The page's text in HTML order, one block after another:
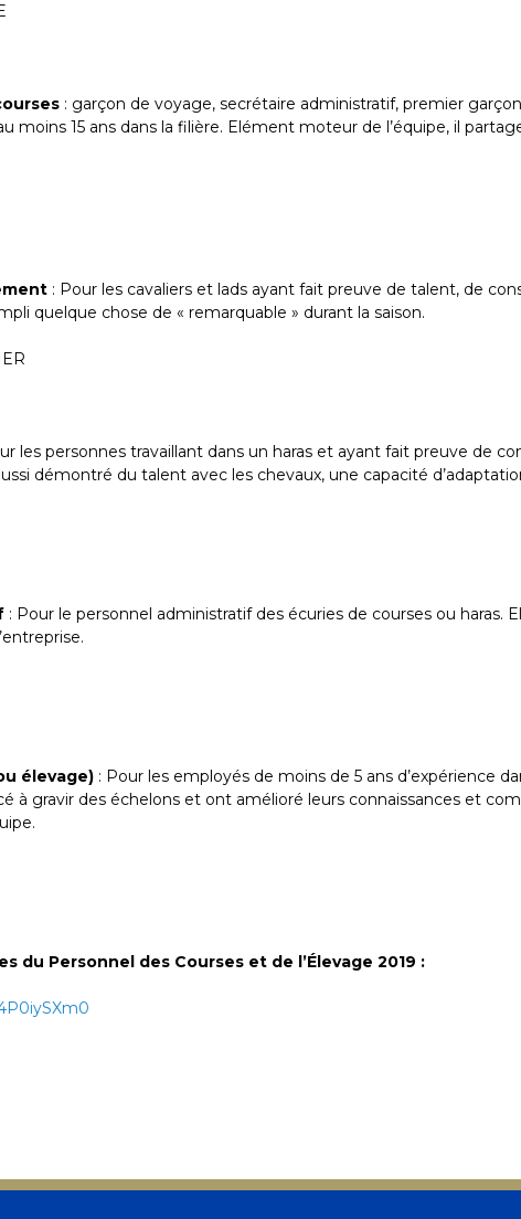
: garçon de voyage, secrétaire administratif, premier
moins 15 ans dans la filière. Elément moteur de l’équipe, il
: Pour les cavaliers et lads ayant fait preuve de talent, de
quelque chose de « remarquable » durant la saison.
les personnes travaillant dans un haras et ayant fait preuve de
démontré du talent avec les chevaux, une capacité
: Pour le personnel administratif des écuries de courses ou haras.
élevage) : Pour les employés de moins de 5 ans d’expérience
à gravir des échelons et ont amélioré leurs connaissances et
du Personnel des Courses et de l’Élevage 2019 :